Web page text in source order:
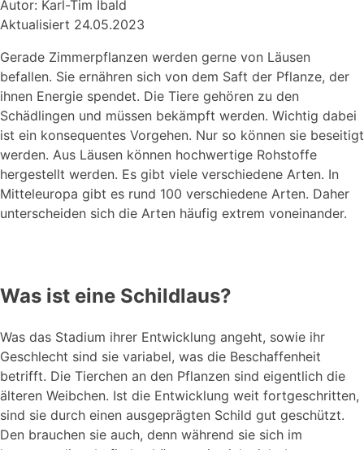
Autor: Karl-Tim Ibald
Aktualisiert 24.05.2023
Gerade Zimmerpflanzen werden gerne von Läusen
befallen. Sie ernähren sich von dem Saft der Pflanze, der
ihnen Energie spendet. Die Tiere gehören zu den
Schädlingen und müssen bekämpft werden. Wichtig dabei
ist ein konsequentes Vorgehen. Nur so können sie beseitigt
werden. Aus Läusen können hochwertige Rohstoffe
hergestellt werden. Es gibt viele verschiedene Arten. In
Mitteleuropa gibt es rund 100 verschiedene Arten. Daher
unterscheiden sich die Arten häufig extrem voneinander.
Was ist eine Schildlaus?
Was das Stadium ihrer Entwicklung angeht, sowie ihr
Geschlecht sind sie variabel, was die Beschaffenheit
betrifft. Die Tierchen an den Pflanzen sind eigentlich die
älteren Weibchen. Ist die Entwicklung weit fortgeschritten,
sind sie durch einen ausgeprägten Schild gut geschützt.
Den brauchen sie auch, denn während sie sich im